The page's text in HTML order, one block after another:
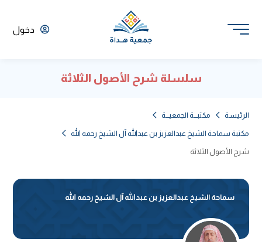
دخول
سلسلة شرح الأصول الثلاثة
الرئيسة مكتبـــة الجمعيـــة
مكتبة سماحة الشيخ عبدالعزيز بن عبدالله آل الشيخ رحمه الله
شرح الأصول الثلاثة
سماحة الشيخ عبدالعزيز بن عبدالله آل الشيخ رحمه الله